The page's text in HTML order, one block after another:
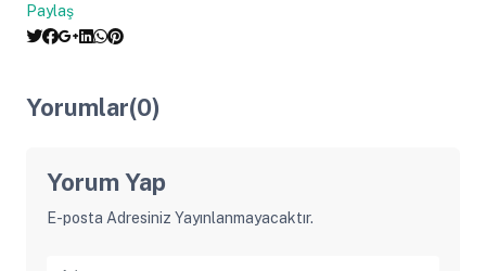
Paylaş
Yorumlar(0)
Yorum Yap
E-posta Adresiniz Yayınlanmayacaktır.